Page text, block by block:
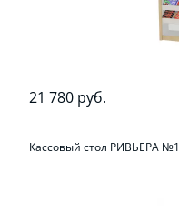
21 780 руб.
Кассовый стол РИВЬЕРА №1